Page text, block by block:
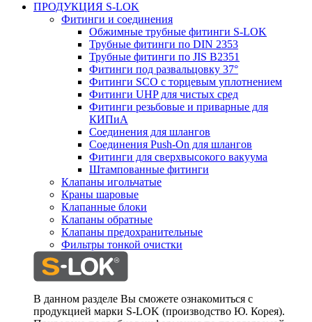
ПРОДУКЦИЯ S-LOK
Фитинги и соединения
Обжимные трубные фитинги S-LOK
Трубные фитинги по DIN 2353
Трубные фитинги по JIS B2351
Фитинги под развальцовку 37°
Фитинги SCO с торцевым уплотнением
Фитинги UHP для чистых сред
Фитинги резьбовые и приварные для
КИПиА
Соединения для шлангов
Соединения Push-On для шлангов
Фитинги для сверхвысокого вакуума
Штампованные фитинги
Клапаны игольчатые
Краны шаровые
Клапанные блоки
Клапаны обратные
Клапаны предохранительные
Фильтры тонкой очистки
В данном разделе Вы сможете ознакомиться с
продукцией марки S-LOK (производство Ю. Корея).